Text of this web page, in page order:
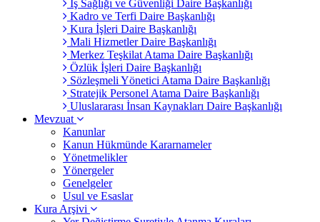
İş Sağlığı ve Güvenliği Daire Başkanlığı
Kadro ve Terfi Daire Başkanlığı
Kura İşleri Daire Başkanlığı
Mali Hizmetler Daire Başkanlığı
Merkez Teşkilat Atama Daire Başkanlığı
Özlük İşleri Daire Başkanlığı
Sözleşmeli Yönetici Atama Daire Başkanlığı
Stratejik Personel Atama Daire Başkanlığı
Uluslararası İnsan Kaynakları Daire Başkanlığı
Mevzuat
Kanunlar
Kanun Hükmünde Kararnameler
Yönetmelikler
Yönergeler
Genelgeler
Usul ve Esaslar
Kura Arşivi